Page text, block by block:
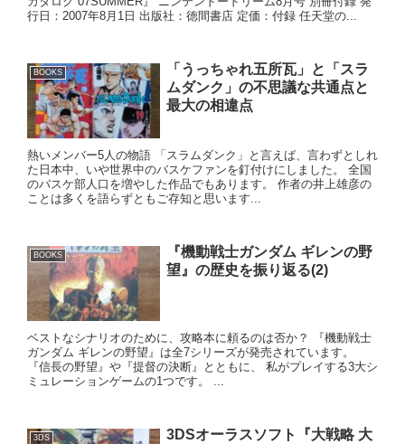
行日：2007年8月1日 出版社：徳間書店 定価：付録 任天堂の...
BOOKS
「うっちゃれ五所瓦」と「スラ
ムダンク」の不思議な共通点と
最大の相違点
熱いメンバー5人の物語 「スラムダンク」と言えば、言わずとしれ
た日本中、いや世界中のバスケファンを釘付けにしました。 全国
のバスケ部人口を増やした作品でもあります。 作者の井上雄彦の
ことは多くを語らずともご存知と思います...
BOOKS
『機動戦士ガンダム ギレンの野
望』の歴史を振り返る(2)
ベストなシナリオのために、攻略本に頼るのは否か？ 『機動戦士
ガンダム ギレンの野望』は全7シリーズが発売されています。
『信長の野望』や『提督の決断』とともに、 私がプレイする3大シ
ミュレーションゲームの1つです。 ...
3DS
3DSオーラスソフト『大戦略 大